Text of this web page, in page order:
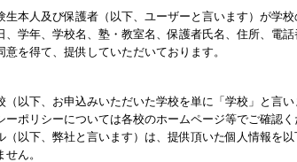
生本人及び保護者（以下、ユーザーと言います）が学
、学年、学校名、塾・教室名、保護者氏名、住所、電
を得て、提供していただいております。
（以下、お申込みいただいた学校を単に「学校」と言い
ポリシーについては各校のホームページ等でご確認く
（以下、弊社と言います）は、提供頂いた個人情報を
ん。